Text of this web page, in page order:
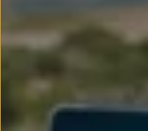
Todo sobre
Suscripción de
Modelos
Golf